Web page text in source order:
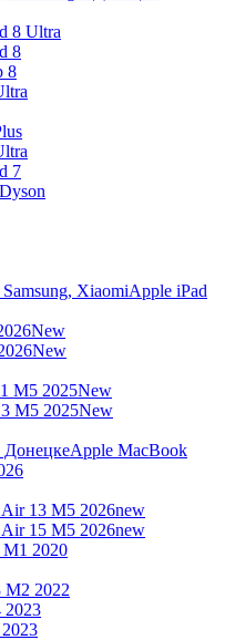
8 Ultra
8
8
7
Dyson
Apple iPad
New
New
M5 2025New
M5 2025New
Apple MacBook
13 M5 2026new
15 M5 2026new
2020
M2 2022
2023